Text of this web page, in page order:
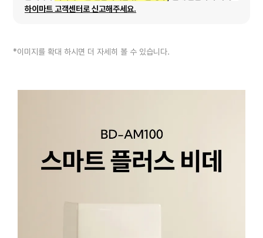
하이마트 고객센터로 신고해주세요.
*이미지를 확대 하시면 더 자세히 볼 수 있습니다.